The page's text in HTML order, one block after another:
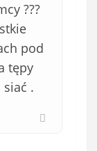
???
pod
tępy
.